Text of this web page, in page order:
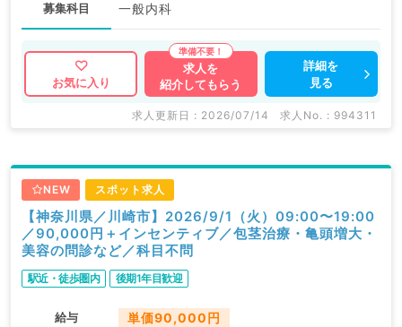
募集科目 一般内科
お気に入り
求人を
紹介してもらう
詳細を
見る
求人更新日 : 2026/07/14 求人No. : 994311
NEW スポット求人
【神奈川県／川崎市】2026/9/1（火）09:00〜19:00
／90,000円＋インセンティブ／包茎治療・亀頭増大・
美容の問診など／科目不問
駅近・徒歩圏内 後期1年目歓迎
給与 単価90,000円